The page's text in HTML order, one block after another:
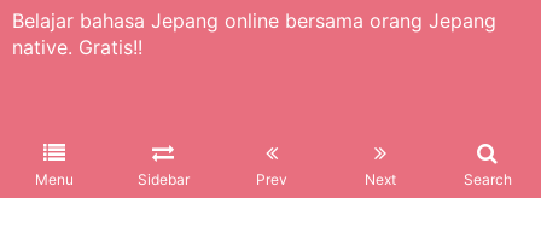
Belajar bahasa Jepang online bersama orang Jepang
native. Gratis!!
Menu Sidebar Prev Next Search